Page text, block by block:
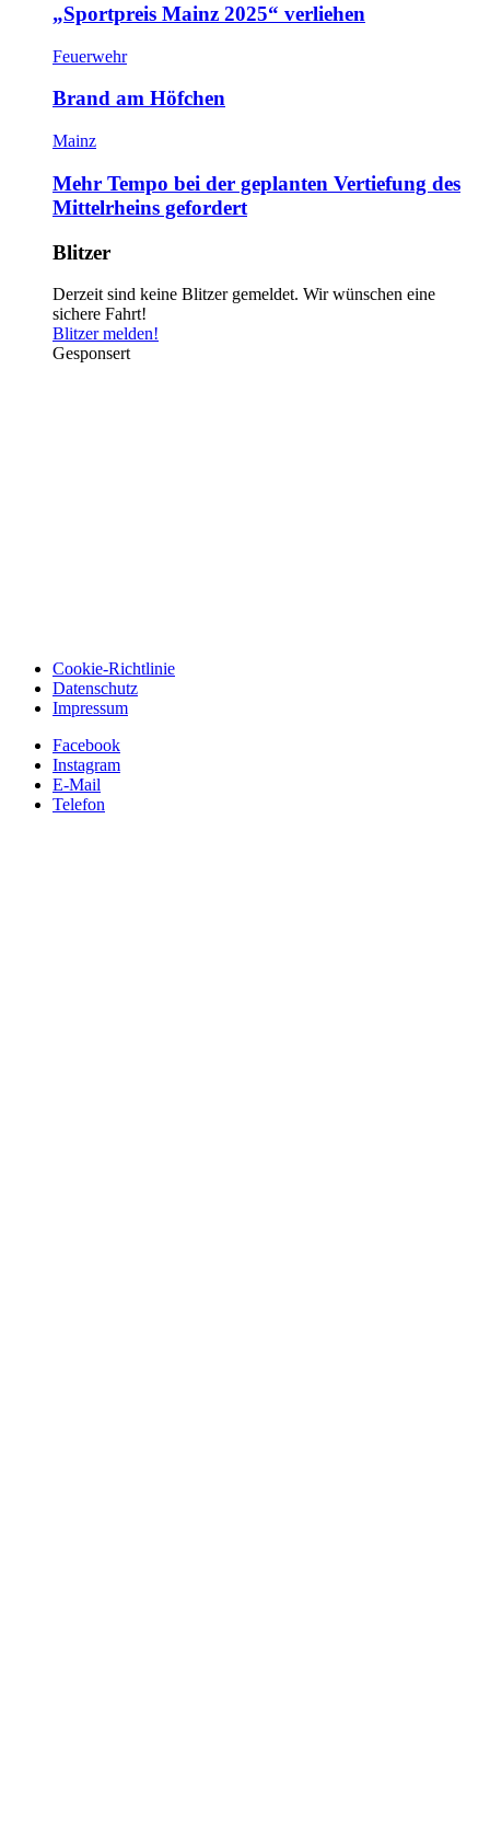
„Sportpreis Mainz 2025“ verliehen
Feuerwehr
Brand am Höfchen
Mainz
Mehr Tempo bei der geplanten Vertiefung des
Mittelrheins gefordert
Blitzer
Derzeit sind keine Blitzer gemeldet. Wir wünschen eine
sichere Fahrt!
Blitzer melden!
Gesponsert
Cookie-Richtlinie
Datenschutz
Impressum
Facebook
Instagram
E-Mail
Telefon